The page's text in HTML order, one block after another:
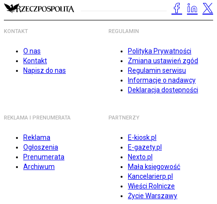
KONTAKT
O nas
Kontakt
Napisz do nas
REGULAMIN
Polityka Prywatności
Zmiana ustawień zgód
Regulamin serwisu
Informacje o nadawcy
Deklaracja dostępności
REKLAMA I PRENUMERATA
Reklama
Ogłoszenia
Prenumerata
Archiwum
PARTNERZY
E-kiosk.pl
E-gazety.pl
Nexto.pl
Mała księgowość
Kancelarierp.pl
Wieści Rolnicze
Życie Warszawy